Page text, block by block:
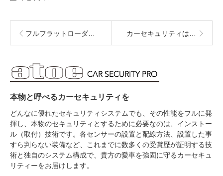
フルフラットローダーで車輌のお引き取り可能 カーセキュリティは保安基準対応をお選び下さい。
本物と呼べるカーセキュリティを
どんなに優れたセキュリティシステムでも、その性能をフルに発
揮し、本物のセキュリティとするために必要なのは、インストー
ル（取付）技術です。各センサーの設置と配線方法、設置した事
すら判らない装備など、これまでに数多くの受賞歴が証明する技
術と独自のシステム構成で、貴方の愛車を強固に守るカーセキュ
リティーをお届けします。